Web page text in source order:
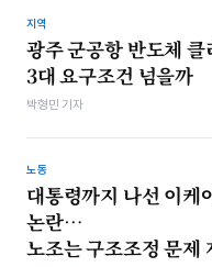
지역
광주 군공항 반도체
3대 요구조건 넘을까
박형민 기자
노동
대통령까지 나선 이케
논란…
노조는 구조조정 문제